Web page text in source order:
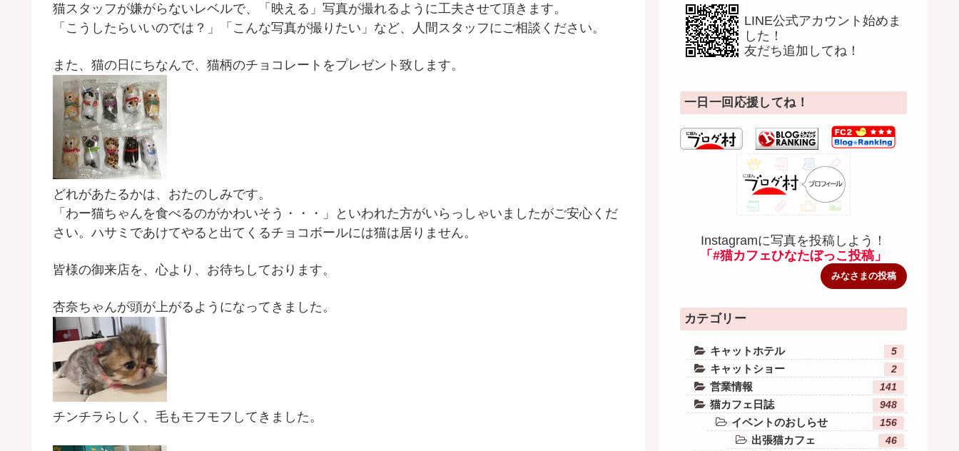
猫スタッフが嫌がらないレベルで、「映える」写真が撮れるように工夫させて頂きます。
「こうしたらいいのでは？」「こんな写真が撮りたい」など、人間スタッフにご相談ください。
また、猫の日にちなんで、猫柄のチョコレートをプレゼント致します。
どれがあたるかは、おたのしみです。
「わー猫ちゃんを食べるのがかわいそう・・・」といわれた方がいらっしゃいましたがご安心くだ
さい。ハサミであけてやると出てくるチョコボールには猫は居りません。
皆様の御来店を、心より、お待ちしております。
杏奈ちゃんが頭が上がるようになってきました。
チンチラらしく、毛もモフモフしてきました。
LINE公式アカウント始めま
した！
友だち追加してね！
一日一回応援してね！
Instagramに写真を投稿しよう！
「#猫カフェひなたぼっこ投稿」
みなさまの投稿
カテゴリー
キャットホテル 5
キャットショー 2
営業情報 141
猫カフェ日誌 948
イベントのおしらせ 156
出張猫カフェ 46